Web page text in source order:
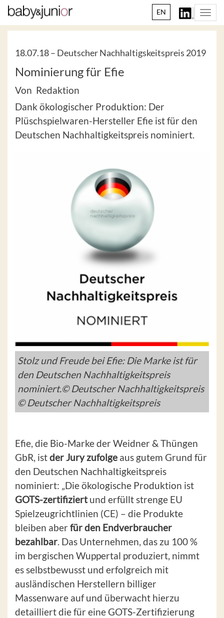
EN
18.07.18 – Deutscher Nachhaltigskeitspreis 2019
Nominierung für Efie
Von Redaktion
Dank ökologischer Produktion: Der
Plüschspielwaren-Hersteller Efie ist für den
Deutschen Nachhaltigkeitspreis nominiert.
Stolz und Freude bei Efie: Die Marke ist für
den Deutschen Nachhaltigkeitspreis
nominiert.© Deutscher Nachhaltigkeitspreis
© Deutscher Nachhaltigkeitspreis
Efie, die Bio-Marke der Weidner & Thüngen
GbR, istder Jury zufolge aus gutem Grund für
den Deutschen Nachhaltigkeitspreis
nominiert: „Die ökologische Produktion ist
GOTS-zertifiziertund erfüllt strenge EU
Spielzeugrichtlinien (CE) – die Produkte
bleiben aberfür den Endverbraucher
bezahlbar. Das Unternehmen, das zu 100 %
im bergischen Wuppertal produziert, nimmt
es selbstbewusst und erfolgreich mit
ausländischen Herstellern billiger
Massenware auf und überwacht hierzu
detailliert die für eine GOTS-Zertifizierung